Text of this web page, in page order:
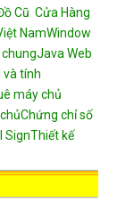
Cũ Cửa Hàng
NamWindow
Java Web
và tính
máy chủ
Chứng chỉ số
SignThiết kế